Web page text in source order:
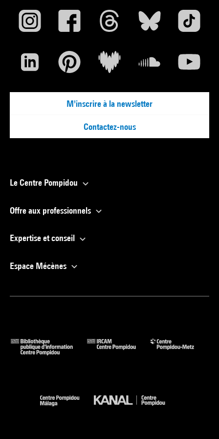
arlette.alliguie@bpi.fr
Cinemateca portuguesa / Fondation Calouste Gulbenkian
M'inscrire à la newsletter
Contactez-nous
Le Centre Pompidou
Offre aux professionnels
Expertise et conseil
Espace Mécènes